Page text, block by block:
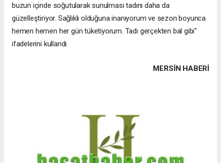
buzun içinde soğutularak sunulması tadını daha da
güzelleştiriyor. Sağlıklı olduğuna inanıyorum ve sezon boyunca
hemen hemen her gün tüketiyorum. Tadı gerçekten bal gibi"
ifadelerini kullandı.
MERSIN HABERİ